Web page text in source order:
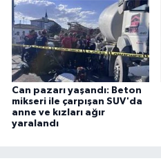
Can pazarı yaşandı: Beton
mikseri ile çarpışan SUV'da
anne ve kızları ağır
yaralandı